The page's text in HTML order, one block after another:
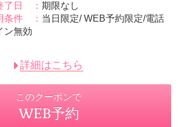
了日 ： 期限なし
条件 ： 当日限定/ WEB予約限定/電話
ン無効
詳細はこちら
このクーポンで
WEB予約